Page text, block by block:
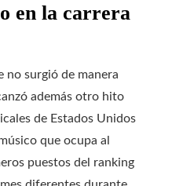
en la carrera
no surgió de manera
además otro hito
de Estados Unidos
que ocupa al
puestos del ranking